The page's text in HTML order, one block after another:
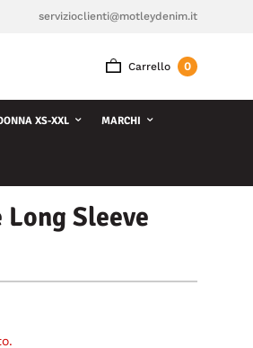
servizioclienti@motleydenim.it
Carrello 0
XS-XXL MARCHI
Long Sleeve